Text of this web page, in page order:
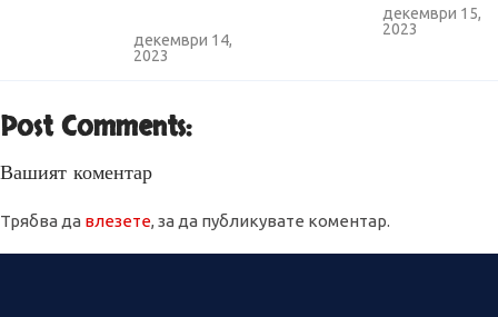
декември 14,
2023
декември 15,
2023
Post Comments:
Вашият коментар
Трябва да влезете, за да публикувате коментар.